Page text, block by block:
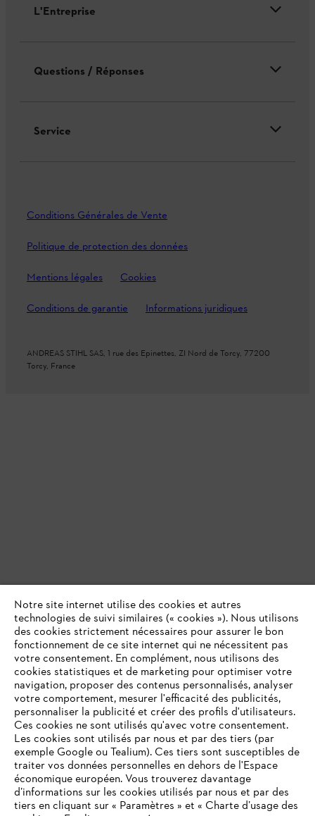
L'Entreprise
Questions / Réponses
Service
Conditions Générales de Vente
Politique de protection des données
Mentions légales Cookies
Conditions de garantie Informations juridiques
ANDREAS STIHL SAS, 1 rue des Epinettes, ZI Nord de Torcy, 77200
Torcy, France
Notre site internet utilise des cookies et autres
technologies de suivi similaires (« cookies »). Nous utilisons
des cookies strictement nécessaires pour assurer le bon
fonctionnement de ce site internet qui ne nécessitent pas
votre consentement. En complément, nous utilisons des
cookies statistiques et de marketing pour optimiser votre
navigation, proposer des contenus personnalisés, analyser
votre comportement, mesurer l'efficacité des publicités,
personnaliser la publicité et créer des profils d'utilisateurs.
Ces cookies ne sont utilisés qu'avec votre consentement.
Les cookies sont utilisés par nous et par des tiers (par
exemple Google ou Tealium). Ces tiers sont susceptibles de
traiter vos données personnelles en dehors de l'Espace
économique européen. Vous trouverez davantage
d’informations sur les cookies utilisés par nous et par des
tiers en cliquant sur « Paramètres » et « Charte d’usage des